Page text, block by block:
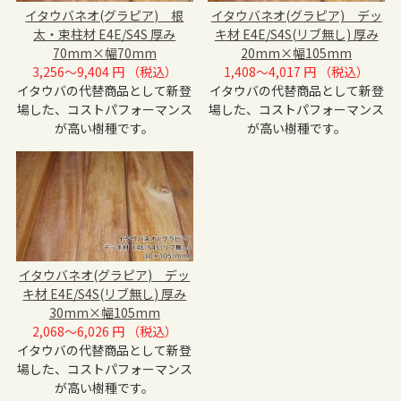
イタウバネオ(グラピア) 根
太・束柱材 E4E/S4S 厚み
70mm×幅70mm
3,256～9,404 円 （税込）
イタウバの代替商品として新登
場した、コストパフォーマンス
が高い樹種です。
イタウバネオ(グラピア) デッ
キ材 E4E/S4S(リブ無し) 厚み
20mm×幅105mm
1,408～4,017 円 （税込）
イタウバの代替商品として新登
場した、コストパフォーマンス
が高い樹種です。
イタウバネオ(グラピア) デッ
キ材 E4E/S4S(リブ無し) 厚み
30mm×幅105mm
2,068～6,026 円 （税込）
イタウバの代替商品として新登
場した、コストパフォーマンス
が高い樹種です。